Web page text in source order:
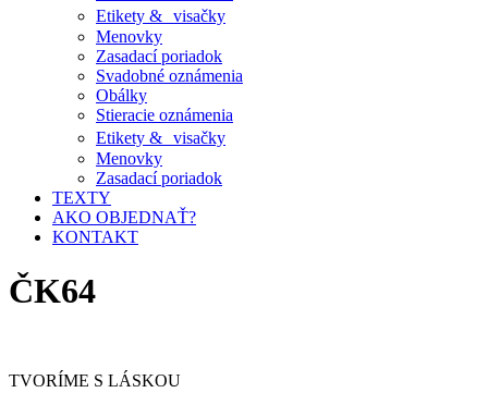
Etikety & visačky
Menovky
Zasadací poriadok
Svadobné oznámenia
Obálky
Stieracie oznámenia
Etikety & visačky
Menovky
Zasadací poriadok
TEXTY
AKO OBJEDNAŤ?
KONTAKT
ČK64
TVORÍME S LÁSKOU